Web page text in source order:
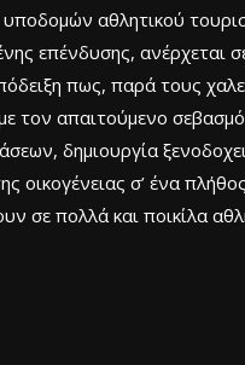
υποδομών αθλητικού
επένδυσης,
πως, παρά τους
τον απαιτούμενο σεβασμό
δημιουργία
οικογένειας σ’ ένα
σε πολλά και ποικίλα